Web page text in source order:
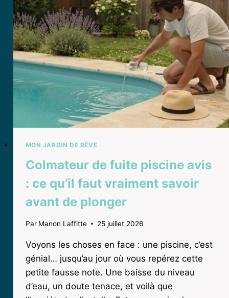
GRIPPÉE
SANS
STRESS
ET
SANS
BOBO
?
MON JARDIN DE RÊVE
Colmateur de fuite piscine avis
: ce qu’il faut vraiment savoir
avant de plonger
Par Manon Laffitte 25 juillet 2026
Voyons les choses en face : une piscine, c’est
génial… jusqu’au jour où vous repérez cette
petite fausse note. Une baisse du niveau
d’eau, un doute tenace, et voilà que